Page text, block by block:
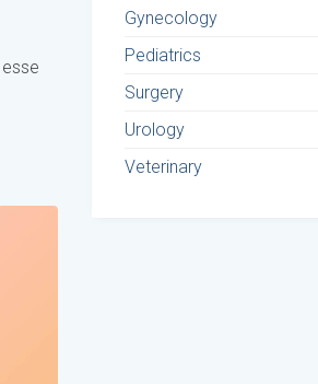
Gynecology
Pediatrics
Surgery
Urology
Veterinary